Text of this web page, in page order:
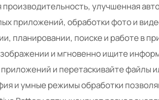
улучшенная
приложений, обработки фото и
планировании, поиске и работе в
и мгновенно ищите
и перетаскивайте файлы
и умные режимы обработки